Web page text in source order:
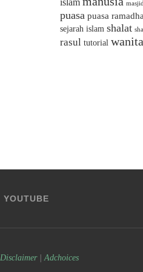
islam masjid
puasa puasa
sejarah islam shalat
rasul tutorial wanita
YOUTUBE
Disclaimer| Adchoices